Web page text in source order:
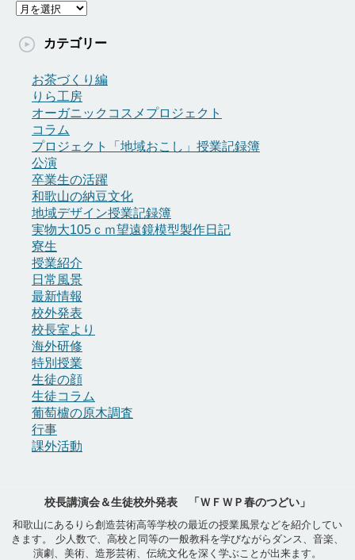
ア
カ
カテゴリー
お茶づくり編
りら工房
オーガニックコスメプロジェクト
コラム
プロジェクト「地域おこし」授業記録簿
公演
卒業生の活躍
和歌山の納豆文化
地域デザイン授業記録簿
実物大105ｃｍ望遠鏡模型製作日記
寮生
授業紹介
日常風景
最新情報
校外発表
校長室より
海外研修
特別授業
生徒の顔
生徒コラム
葡萄櫨の原木調査
行事
課外活動
校長講演会＆生徒校外発表 「ＷＦＷＰ春のつどい」
和歌山にあるりら創造芸術高等学校の最近の授業風景などを紹介してい
きます。 少人数で、高校と同等の一般教科を学びながらダンス、音楽、
演劇、美術、造形芸術、伝統文化を深く学ぶことが出来ます。